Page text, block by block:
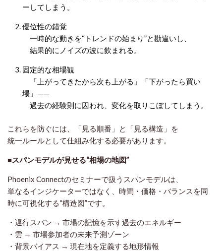
ーしてしまう。
優位性の錯覚
一時的な動きを“トレンドの始まり”と勘違いし、
結果的にノイズの波に飲まれる。
固定的な相場観
「上がってきたから次も上がる」「下がったら買い
場」——
過去の経験則に囚われ、変化を取りこぼしてしまう。
これらを防ぐには、「見る順番」と「見る構造」を
統一ルールとして仕組み化する必要があります。
■スパンモデルが見せる“相場の地図”
Phoenix Connectのセミナーで扱うスパンモデルは、
単なるインジケーターではなく、 時間・価格・バランス を同
時に可視化する“構造図”です。
・遅行スパン → 市場の記憶を示す過去のエネルギー
・雲 → 市場参加者の未来予測ゾーン
・背景バイアス → 現在地を定義する地形情報